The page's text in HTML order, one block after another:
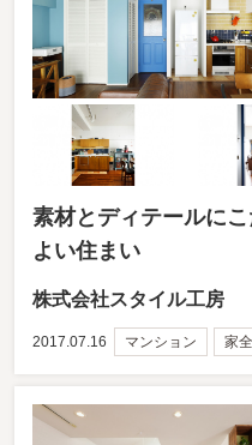
素材とディテールに
よい住まい
株式会社スタイル工房
2017.07.16 マンション 家